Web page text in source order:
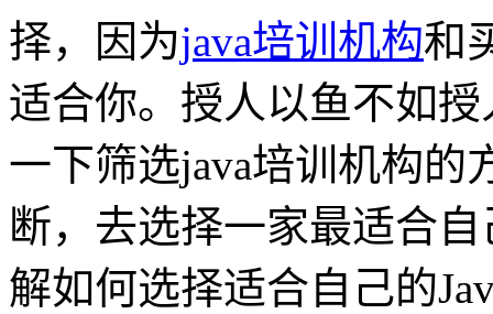
择，因为java培训机构和
适合你。授人以鱼不如
一下筛选java培训机构的
断，去选择一家最适合
解如何选择适合自己的